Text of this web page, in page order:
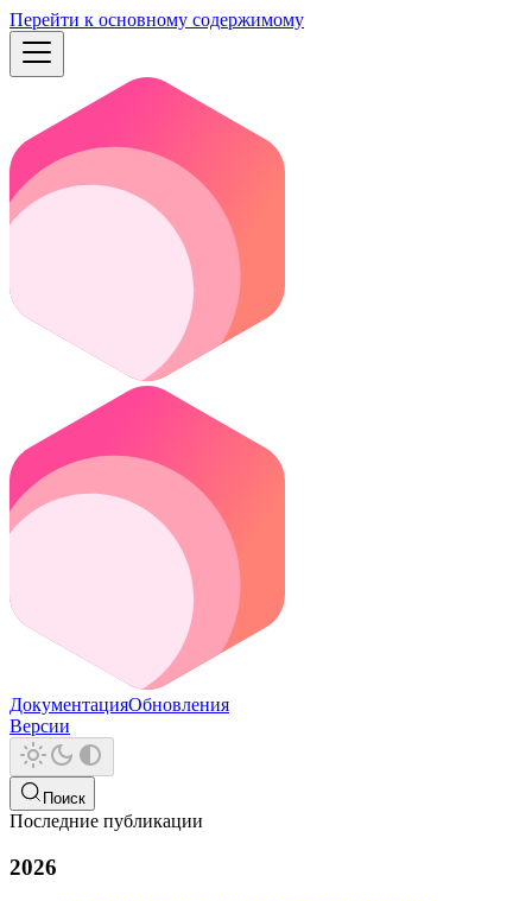
Перейти к основному содержимому
ДокументацияОбновления
Версии
Поиск
Последние публикации
2026